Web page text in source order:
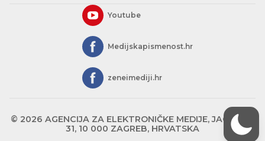
Youtube
Medijskapismenost.hr
zeneimediji.hr
© 2026 AGENCIJA ZA ELEKTRONIČKE MEDIJE, JAGIĆEVA
31, 10 000 ZAGREB, HRVATSKA